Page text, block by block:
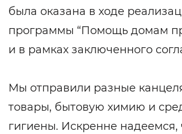
была оказана в ходе
программы “Помощь домам
и в рамках заключенного
Мы отправили разные
товары, бытовую химию и
гигиены. Искренне надеемся,